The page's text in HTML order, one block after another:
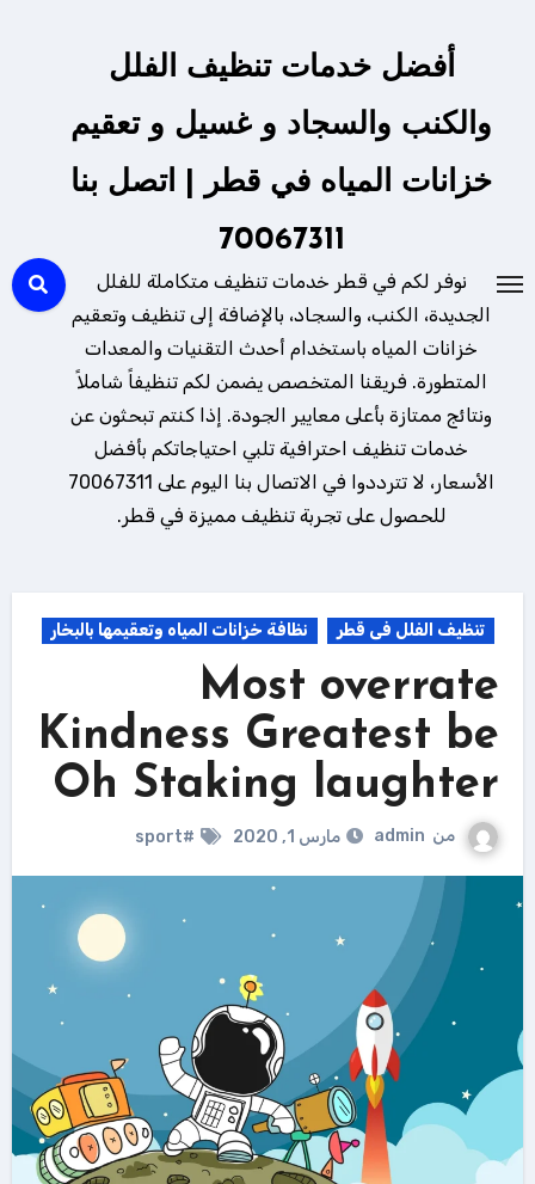
أفضل خدمات تنظيف الفلل
والكنب والسجاد و غسيل و تعقيم
خزانات المياه في قطر | اتصل بنا
70067311
نوفر لكم في قطر خدمات تنظيف متكاملة للفلل
الجديدة، الكنب، والسجاد، بالإضافة إلى تنظيف وتعقيم
خزانات المياه باستخدام أحدث التقنيات والمعدات
المتطورة. فريقنا المتخصص يضمن لكم تنظيفاً شاملاً
ونتائج ممتازة بأعلى معايير الجودة. إذا كنتم تبحثون عن
خدمات تنظيف احترافية تلبي احتياجاتكم بأفضل
الأسعار، لا تترددوا في الاتصال بنا اليوم على 70067311
للحصول على تجربة تنظيف مميزة في قطر.
تنظيف الفلل فى قطر نظافة خزانات المياه وتعقيمها بالبخار
Most overrate
Kindness Greatest be
Oh Staking laughter
من admin مارس 1, 2020 #sport